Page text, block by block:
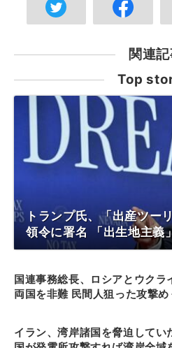
関連
Top
トランプ氏、「出産ツー
領令に署名 「出生地主義
国連事務総長、ロシアとウクラ
両国を非難 民間人狙った攻撃め
イラン、湾岸諸国を脅迫してい